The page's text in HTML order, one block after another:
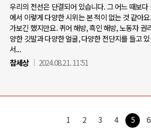
우리의 전선은 단결되어 있습니다. 그 어느 때보
에서 이렇게 다양한 시위는 본 적이 없는 것 같아
가보긴 했지만요. 퀴어 해방, 흑인 해방, 노동자 권
양한 깃발과 다양한 얼굴, 다양한 전단지를 들고
서...
참세상
2024.08.21. 11:51
1 2 3 4 5 6